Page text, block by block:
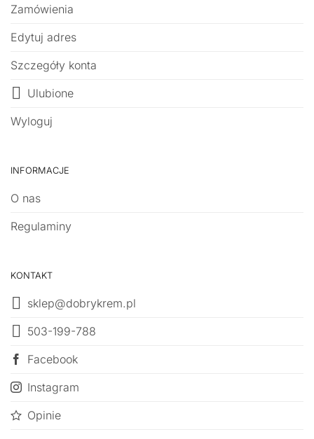
Zamówienia
Edytuj adres
Szczegóły konta
Ulubione
Wyloguj
INFORMACJE
O nas
Regulaminy
KONTAKT
sklep@dobrykrem.pl
503-199-788
Facebook
Instagram
Opinie